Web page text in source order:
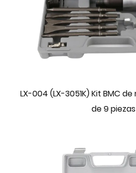
LX-004 (LX-3051K) Kit BMC
de 9 piezas